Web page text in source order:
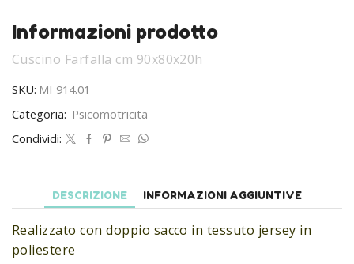
Informazioni prodotto
Cuscino Farfalla cm 90x80x20h
SKU: MI 914.01
Categoria: Psicomotricita
Condividi:
DESCRIZIONE INFORMAZIONI AGGIUNTIVE
Realizzato con doppio sacco in tessuto jersey in
poliestere